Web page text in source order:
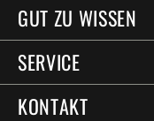
GUT ZU WISSEN
SERVICE
KONTAKT